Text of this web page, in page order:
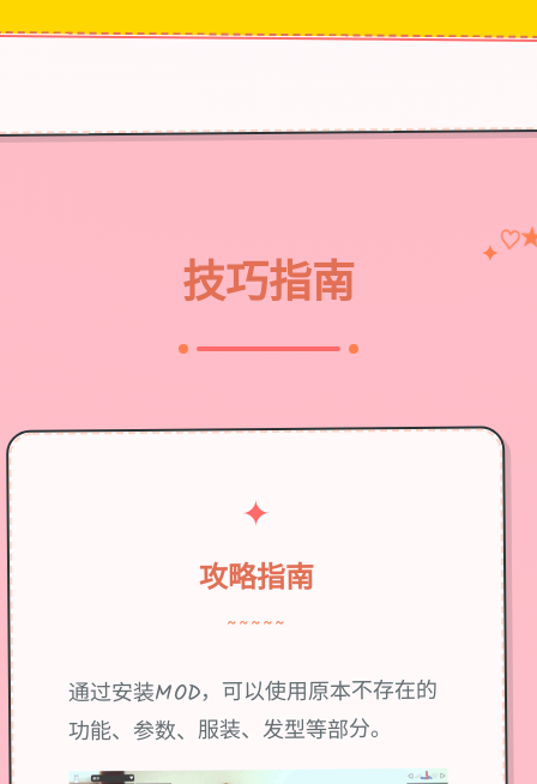
技巧指南
✦♡
✦
攻略指南
~~~~~
通过安装MOD，可以使用原本不存在的
功能、参数、服装、发型等部分。